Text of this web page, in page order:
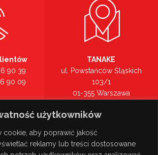
użytkowników
cookie, aby poprawić jakość
reklamy lub treści dostosowane
90 39
90 09
90 00
TANAKE
ul. Powstańców Śląskich
103/1
01-355 Warszawa
Zobacz na mapie >